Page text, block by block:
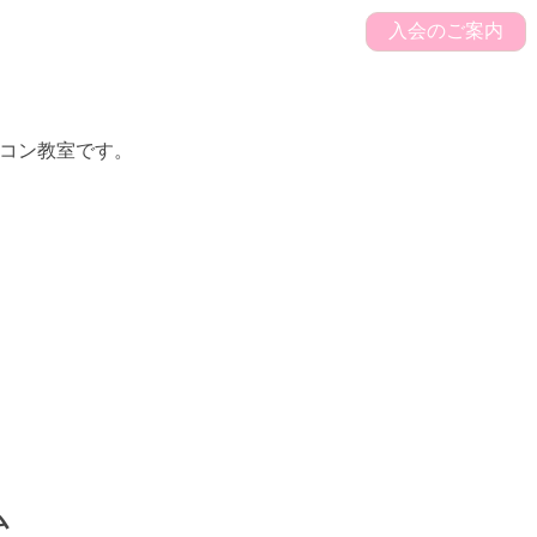
入会のご案内
ン教室です。